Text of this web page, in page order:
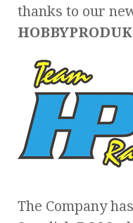
thanks to our
The Company